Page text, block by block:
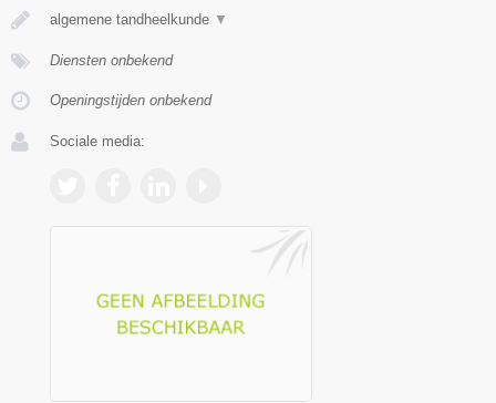
algemene tandheelkunde ▼
Diensten onbekend
Openingstijden onbekend
Sociale media: